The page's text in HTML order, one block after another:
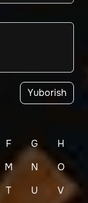
Yuborish
F G
H
M N
O
T U
V